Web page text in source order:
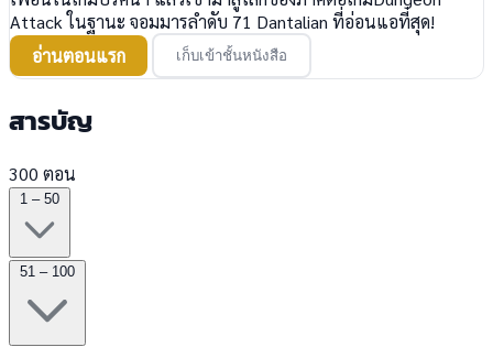
Attack ในฐานะ จอมมารลำดับ 71 Dantalian ที่อ่อนแอที่สุด!
อ่านตอนแรก
เก็บเข้าชั้นหนังสือ
สารบัญ
300 ตอน
1 – 50
51 – 100